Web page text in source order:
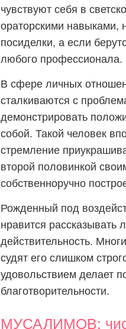
чувствуют себя в
ораторскими навыками,
посиделки, а если
любого профессионала.
В сфере личных
сталкиваются с
демонстрировать
собой. Такой человек
стремление
второй половинкой
собственноручно
Рожденный под
нравится рассказывать
действительность.
судят его слишком
удовольствием делает
благотворительности.
МУСАЛИМОВ: